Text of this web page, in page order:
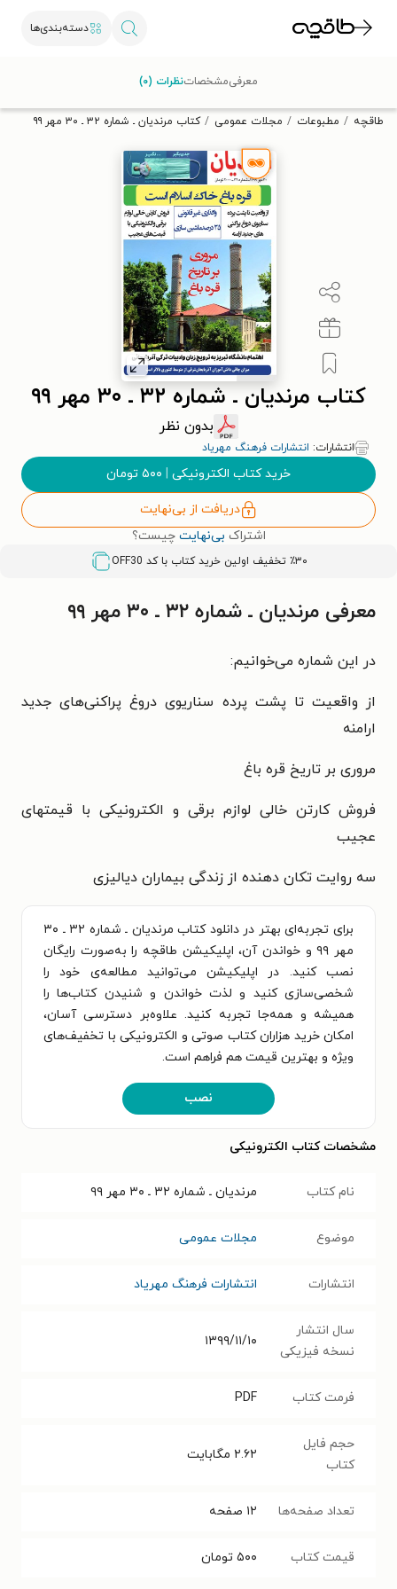
دسته‌بندی‌ها
تخفیف از طاقچه دریافت کن.
طاقچه مطبوعات مجلات عمومی کتاب مرندیان ـ شماره ۳۲ ـ ۳۰ مهر ۹۹
کتاب مرندیان ـ شماره ۳۲ ـ ۳۰ مهر ۹۹
بدون نظر
انتشارات: انتشارات فرهنگ مهریاد
خرید کتاب الکترونیکی | ۵۰۰ تومان
دریافت از بی‌نهایت
اشتراک بی‌نهایت چیست؟
٪۳۰ تخفیف اولین خرید کتاب با کد OFF30
معرفیمشخصاتنظرات (۰)
معرفی مرندیان ـ شماره ۳۲ ـ ۳۰ مهر ۹۹
در این شماره می‌خوانیم:
از واقعیت تا پشت پرده سناریوی دروغ پراکنی‌های جدید
ارامنه
مروری بر تاریخ قره باغ
فروش کارتن خالی لوازم برقی و الکترونیکی با قیمتهای
عجیب
سه روایت تکان دهنده از زندگی بیماران دیالیزی
برای تجربه‌ای بهتر در دانلود کتاب مرندیان ـ شماره ۳۲ ـ ۳۰
مهر ۹۹ و خواندن آن، اپلیکیشن طاقچه را به‌صورت رایگان
نصب کنید. در اپلیکیشن می‌توانید مطالعه‌ی خود را
شخصی‌سازی کنید و لذت خواندن و شنیدن کتاب‌ها را
همیشه و همه‌جا تجربه کنید. علاوه‌بر دسترسی آسان،
امکان خرید هزاران کتاب صوتی و الکترونیکی با تخفیف‌های
ویژه و بهترین قیمت هم فراهم است.
نصب
مشخصات کتاب الکترونیکی
نام کتاب مرندیان ـ شماره ۳۲ ـ ۳۰ مهر ۹۹
موضوع مجلات عمومی
انتشارات انتشارات فرهنگ مهریاد
سال انتشار
نسخه فیزیکی
۱۳۹۹/۱۱/۱۰
فرمت کتاب PDF
حجم فایل
کتاب
۲.۶۲ مگابایت
تعداد صفحه‌ها ۱۲ صفحه
قیمت کتاب ۵۰۰ تومان